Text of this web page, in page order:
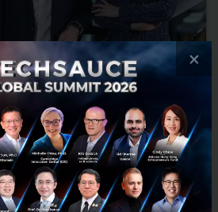
รกิจยุคดิจิทัลด้วย “ttb business
Navigator” หนุนลูกค้าสู่การ
ชูแพลตฟอร์ม ttb business one
รกรรมในที่เดียว พร้อมบัญชี Multi-
×